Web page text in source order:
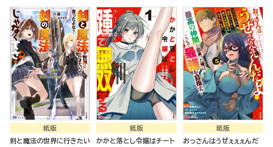
紙版
剣と魔法の世界に行きたい
紙版
かかと落とし令嬢はチート
紙版
おっさんはうぜぇぇぇんだ